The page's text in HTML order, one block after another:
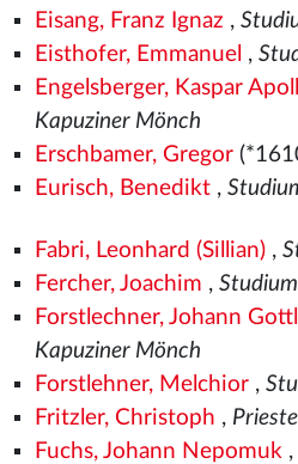
Eisang, Franz Ignaz ,
Eisthofer, Emmanuel ,
Engelsberger, Kaspar
Kapuziner Mönch
Erschbamer, Gregor
Eurisch, Benedikt,
Fabri, Leonhard (Sillian),
Fercher, Joachim , Studium
Forstlechner, Johann
Kapuziner Mönch
Forstlehner, Melchior,
Fritzler, Christoph ,
Fuchs, Johann Nepomuk,